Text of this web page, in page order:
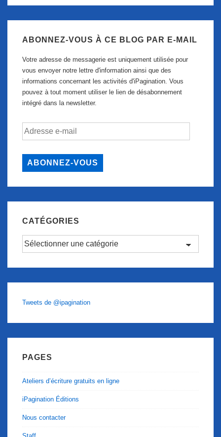
ABONNEZ-VOUS À CE BLOG PAR E-MAIL
Votre adresse de messagerie est uniquement utilisée pour
vous envoyer notre lettre d'information ainsi que des
informations concernant les activités d'iPagination. Vous
pouvez à tout moment utiliser le lien de désabonnement
intégré dans la newsletter.
Adresse
ABONNEZ-VOUS
CATÉGORIES
Catégories
Tweets de @ipagination
PAGES
Ateliers d’écriture gratuits en ligne
iPagination Éditions
Nous contacter